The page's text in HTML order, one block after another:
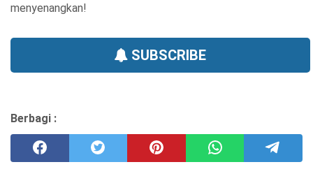
menyenangkan!
SUBSCRIBE
Berbagi :